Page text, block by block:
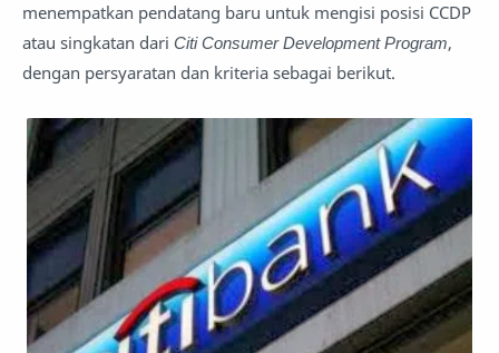
menempatkan pendatang baru untuk mengisi posisi CCDP
atau singkatan dari Citi Consumer Development Program,
dengan persyaratan dan kriteria sebagai berikut.